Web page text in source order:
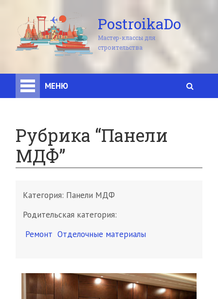
PostroikaDo
Мастер-классы для
строительства
МЕНЮ
Рубрика “Панели
МДФ”
Категория: Панели МДФ
Родительская категория:
Ремонт Отделочные материалы